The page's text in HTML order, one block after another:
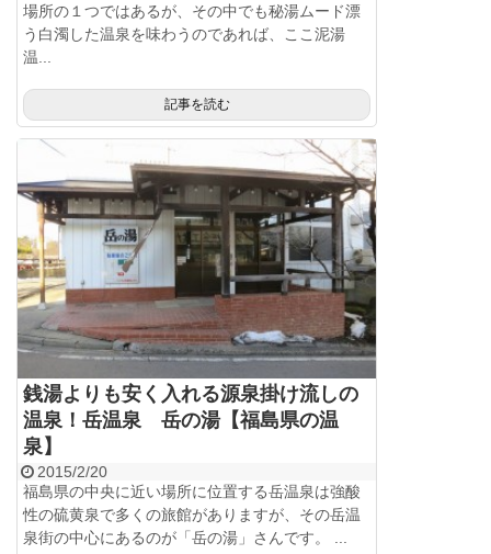
場所の１つではあるが、その中でも秘湯ムード漂
う白濁した温泉を味わうのであれば、ここ泥湯
温...
記事を読む
銭湯よりも安く入れる源泉掛け流しの
温泉！岳温泉 岳の湯【福島県の温
泉】
2015/2/20
福島県の中央に近い場所に位置する岳温泉は強酸
性の硫黄泉で多くの旅館がありますが、その岳温
泉街の中心にあるのが「岳の湯」さんです。 ...